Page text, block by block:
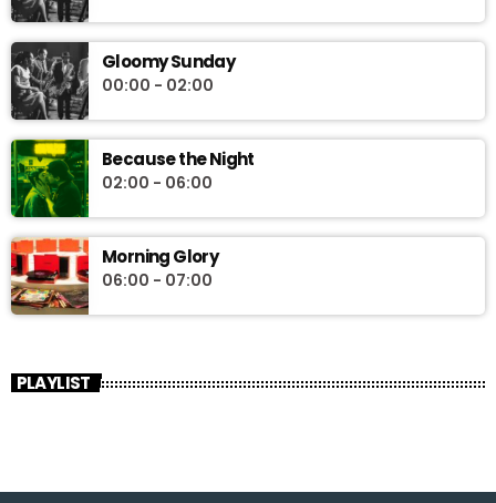
Gloomy Sunday
00:00 - 02:00
Because the Night
02:00 - 06:00
Morning Glory
06:00 - 07:00
PLAYLIST